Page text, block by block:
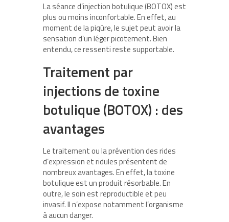
La séance d’injection botulique (BOTOX) est
plus ou moins inconfortable. En effet, au
moment de la piqûre, le sujet peut avoir la
sensation d’un léger picotement. Bien
entendu, ce ressenti reste supportable.
Traitement par
injections de toxine
botulique (BOTOX) : des
avantages
Le traitement ou la prévention des rides
d’expression et ridules présentent de
nombreux avantages. En effet, la toxine
botulique est un produit résorbable. En
outre, le soin est reproductible et peu
invasif. Il n’expose notamment l’organisme
à aucun danger.